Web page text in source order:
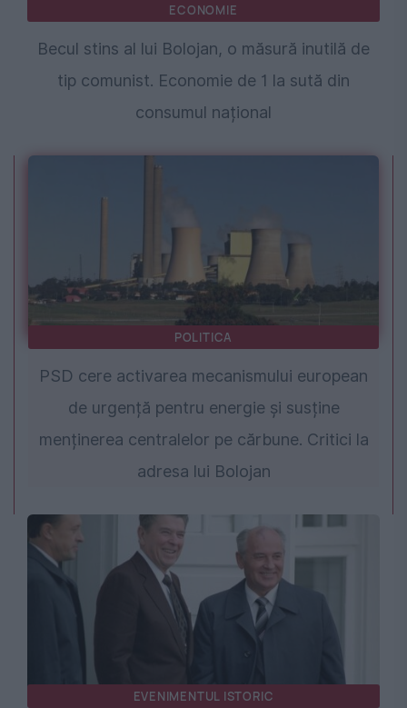
ECONOMIE
Becul stins al lui Bolojan, o măsură inutilă de
tip comunist. Economie de 1 la sută din
consumul național
POLITICA
PSD cere activarea mecanismului european
de urgență pentru energie și susține
menținerea centralelor pe cărbune. Critici la
adresa lui Bolojan
EVENIMENTUL ISTORIC